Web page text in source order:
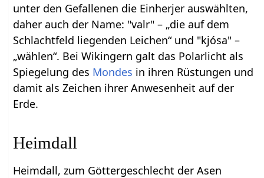
unter den Gefallenen die Einherjer auswählten,
daher auch der Name: "valr" – „die auf dem
Schlachtfeld liegenden Leichen“ und "kjósa" –
„wählen“. Bei Wikingern galt das Polarlicht als
Spiegelung des Mondes in ihren Rüstungen und
damit als Zeichen ihrer Anwesenheit auf der
Erde.
Heimdall
Heimdall, zum Göttergeschlecht der Asen